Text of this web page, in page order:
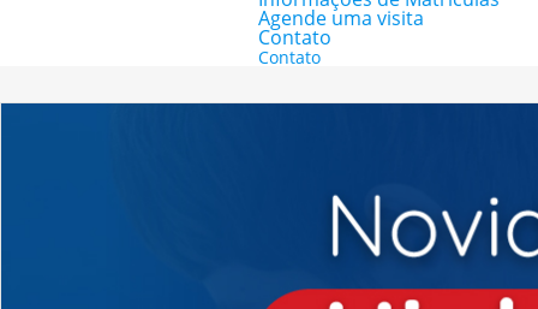
Agende uma visita
Contato
Contato